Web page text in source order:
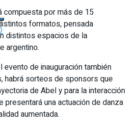
compuesta por más de 15
formatos, pensada
distintos espacios de la
argentino.
evento de inauguración también
habrá sorteos de sponsors que
de Abel y para la interacción
presentará una actuación de danza
aumentada.